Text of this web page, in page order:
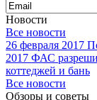
Новости
Все новости
26 февраля 2017
2017 ФАС
коттеджей и бань
Все новости
Обзоры и советы